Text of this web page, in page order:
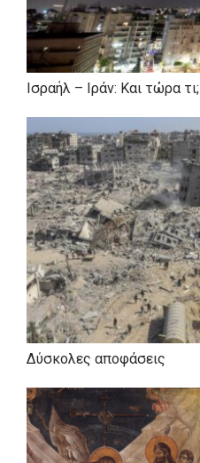
Ισραήλ – Ιράν: Και τώρα τι;
Δύσκολες αποφάσεις